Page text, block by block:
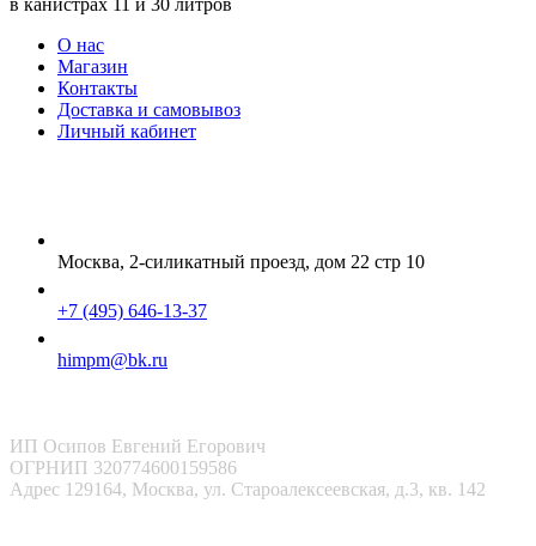
О нас
Магазин
Контакты
Доставка и самовывоз
Личный кабинет
Москва, 2-силикатный проезд, дом 22 стр 10
+7 (495) 646-13-37
himpm@bk.ru
ИП Осипов Евгений Егорович
ОГРНИП 320774600159586
Адрес 129164, Москва, ул. Староалексеевская, д.3, кв. 142